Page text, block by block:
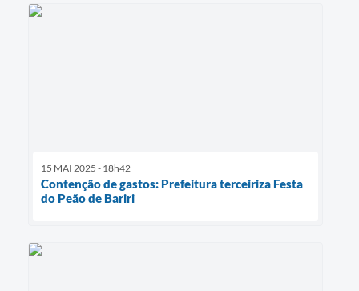
15 MAI 2025 - 18h42
Contenção de gastos: Prefeitura terceiriza Festa
do Peão de Bariri